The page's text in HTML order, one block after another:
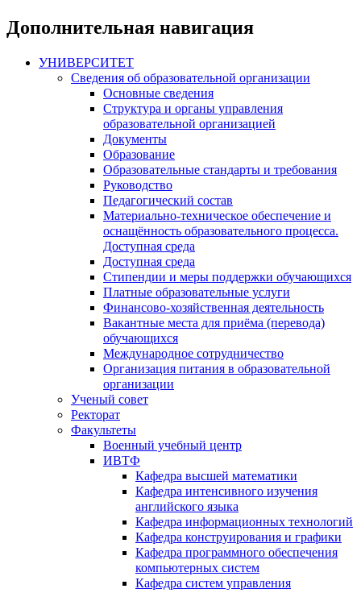
Дополнительная навигация
УНИВЕРСИТЕТ
Сведения об образовательной организации
Основные сведения
Структура и органы управления
образовательной организацией
Документы
Образование
Образовательные стандарты и требования
Руководство
Педагогический состав
Материально-техническое обеспечение и
оснащённость образовательного процесса.
Доступная среда
Доступная среда
Стипендии и меры поддержки обучающихся
Платные образовательные услуги
Финансово-хозяйственная деятельность
Вакантные места для приёма (перевода)
обучающихся
Международное сотрудничество
Организация питания в образовательной
организации
Ученый совет
Ректорат
Факультеты
Военный учебный центр
ИВТФ
Кафедра высшей математики
Кафедра интенсивного изучения
английского языка
Кафедра информационных технологий
Кафедра конструирования и графики
Кафедра программного обеспечения
компьютерных систем
Кафедра систем управления